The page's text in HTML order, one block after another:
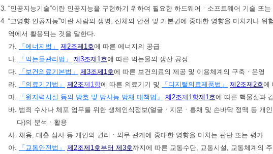
3. “인공지능기술”이란 인공지능을 구현하기 위하여 필요한 하드웨어ㆍ소프트웨어 기술 또
4. “고영향 인공지능”이란 사람의 생명, 신체의 안전 및 기본권에 중대한 영향을 미치거나
역에서 활용되는 것을 말한다.
가.
「에너지법」 제2조제1호에 따른 에너지의 공급
나.
「먹는물관리법」 제3조제1호에 따른 먹는물의 생산 공정
다.
「보건의료기본법」 제3조제1호에 따른 보건의료의 제공 및 이용체계의 구축ㆍ운영
라.
「의료기기법」 제2조제1항에 따른 의료기기 및 「디지털의료제품법」 제2조제2호에
마.
「원자력시설 등의 방호 및 방사능 방재 대책법」 제2조제1항제1호에 따른 핵물질과
바. 범죄 수사나 체포 업무를 위한 생체인식정보(얼굴ㆍ지문ㆍ홍채 및 손바닥 정맥 등 개
다)의 분석ㆍ활용
사. 채용, 대출 심사 등 개인의 권리ㆍ의무 관계에 중대한 영향을 미치는 판단 또는 평가
아.
「교통안전법」 제2조제1호부터 제3호까지에 따른 교통수단, 교통시설, 교통체계의